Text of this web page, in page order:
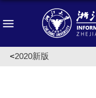
<2020新版